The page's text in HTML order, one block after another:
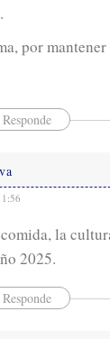
por
Responde
la
2025.
Responde